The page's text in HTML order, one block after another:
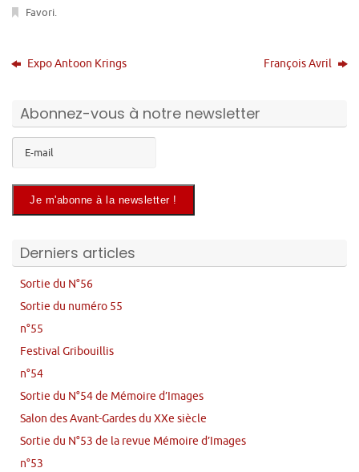
Favori.
Expo Antoon Krings François Avril
Abonnez-vous à notre newsletter
Derniers articles
Sortie du N°56
Sortie du numéro 55
n°55
Festival Gribouillis
n°54
Sortie du N°54 de Mémoire d’Images
Salon des Avant-Gardes du XXe siècle
Sortie du N°53 de la revue Mémoire d’Images
n°53